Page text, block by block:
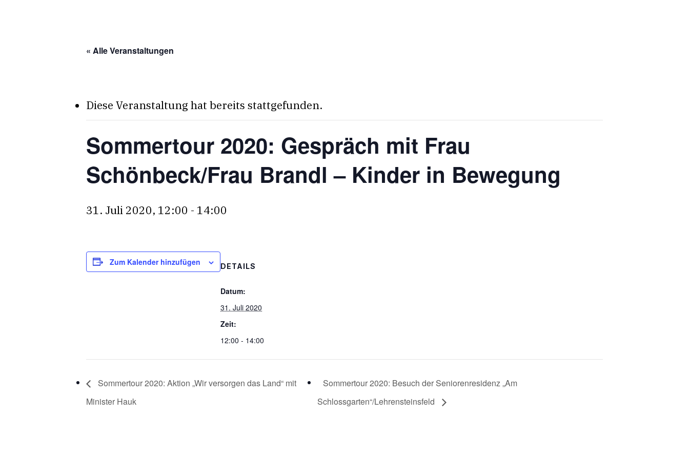
« Alle Veranstaltungen
Diese Veranstaltung hat bereits stattgefunden.
Sommertour 2020: Gespräch mit Frau
Schönbeck/Frau Brandl – Kinder in Bewegung
31. Juli 2020, 12:00 - 14:00
Zum Kalender hinzufügen DETAILS
Datum:
31. Juli 2020
Zeit:
12:00 - 14:00
Sommertour 2020: Aktion „Wir versorgen das Land“ mit
Minister Hauk
Sommertour 2020: Besuch der Seniorenresidenz „Am
Schlossgarten“/Lehrensteinsfeld